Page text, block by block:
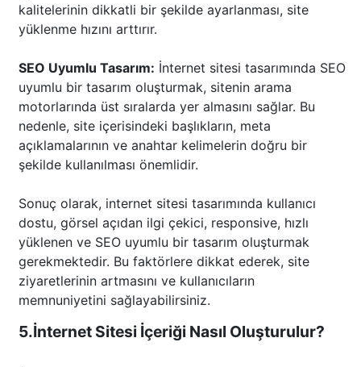
kalitelerinin dikkatli bir şekilde ayarlanması, site
yüklenme hızını arttırır.
SEO Uyumlu Tasarım: İnternet sitesi tasarımında SEO
uyumlu bir tasarım oluşturmak, sitenin arama
motorlarında üst sıralarda yer almasını sağlar. Bu
nedenle, site içerisindeki başlıkların, meta
açıklamalarının ve anahtar kelimelerin doğru bir
şekilde kullanılması önemlidir.
Sonuç olarak, internet sitesi tasarımında kullanıcı
dostu, görsel açıdan ilgi çekici, responsive, hızlı
yüklenen ve SEO uyumlu bir tasarım oluşturmak
gerekmektedir. Bu faktörlere dikkat ederek, site
ziyaretlerinin artmasını ve kullanıcıların
memnuniyetini sağlayabilirsiniz.
5.İnternet Sitesi İçeriği Nasıl Oluşturulur?